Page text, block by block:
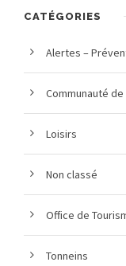
CATÉGORIES
Alertes –
Communauté de
Loisirs
Non classé
Office de
Tonneins